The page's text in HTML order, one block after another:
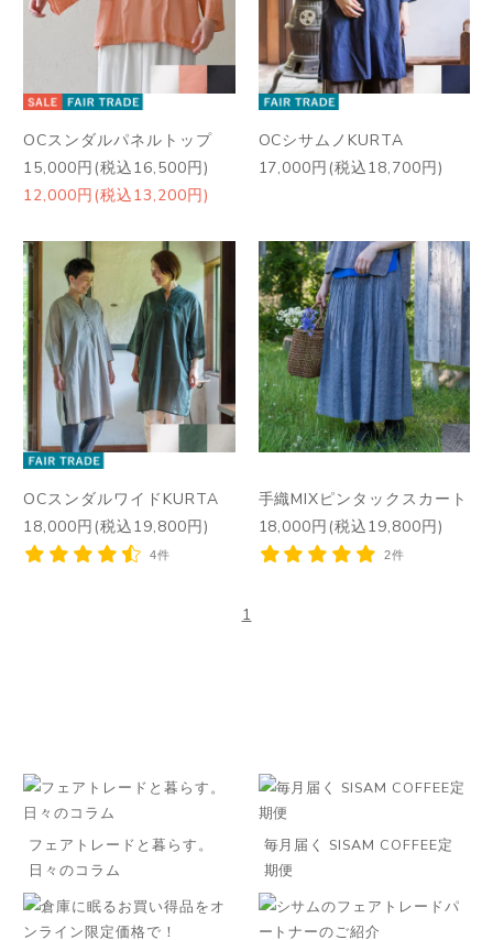
OCスンダルパネルトップ
15,000円(税込16,500円)
12,000円(税込13,200円)
OCシサムノKURTA
17,000円(税込18,700円)
OCスンダルワイドKURTA
18,000円(税込19,800円)
4件
手織MIXピンタックスカート
18,000円(税込19,800円)
2件
1
フェアトレードと暮らす。
日々のコラム
毎月届く SISAM COFFEE定
期便